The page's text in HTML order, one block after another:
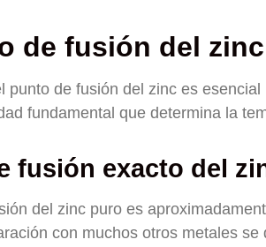
de fusión del
punto de fusión del zinc es
fundamental que determina la
fusión exacto del
del zinc puro es
con muchos otros metales